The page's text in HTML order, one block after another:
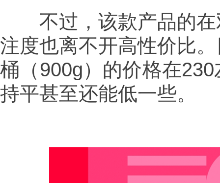
不过，该款产品的在
注度也离不开高性价比
桶（900g）的价格在
持平甚至还能低一些。